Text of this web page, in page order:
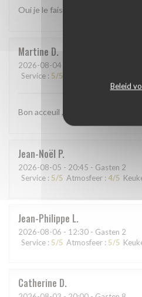
Beleid
Oui je le fais
Martine D
2026-08-04
Service : 5/5
Bon acceuil , service rapide. Repas
Jean-Noël P
2026-08-05 - 20:45 - Gasten 2
Service : 5/5 Atmosfeer : 4/5
Jean-Philippe L
2026-08-06 - 12:30 - Gasten 2
Service : 5/5 Atmosfeer : 5/5
Catherine D